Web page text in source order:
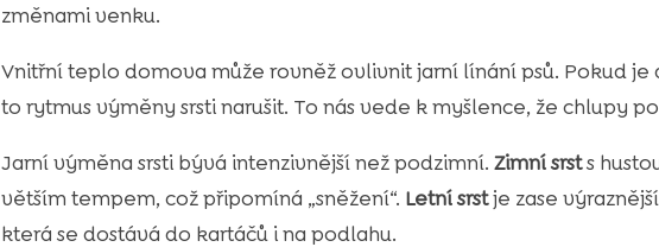
změnami venku.
Vnitřní teplo domova může rovněž ovlivnit jarní línání psů. Pokud je
to rytmus výměny srsti narušit. To nás vede k myšlence, že chlupy
Jarní výměna srsti bývá intenzivnější než podzimní. Zimní srsts
větším tempem, což připomíná „sněžení“. Letní srstje zase
která se dostává do kartáčů i na podlahu.